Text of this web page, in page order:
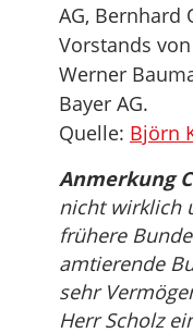
AG, Bernhard
Vorstands
Werner
Bayer AG.
Quelle: Björn
Anmerkung
nicht wirklich
frühere
amtierende
sehr
Herr Scholz